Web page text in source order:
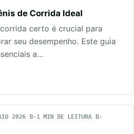
de Corrida Ideal
certo é crucial para
seu desempenho. Este guia
a…
2026
1 MIN DE LEITURA